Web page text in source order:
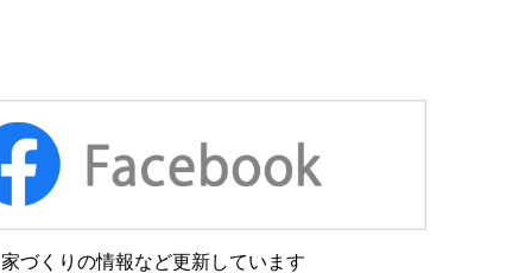
家づくりの情報など更新しています